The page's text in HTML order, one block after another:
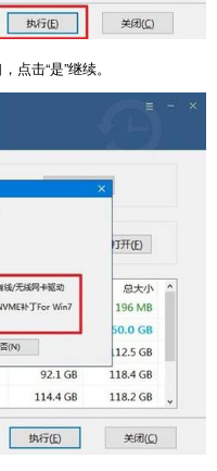
点击“是”继续。